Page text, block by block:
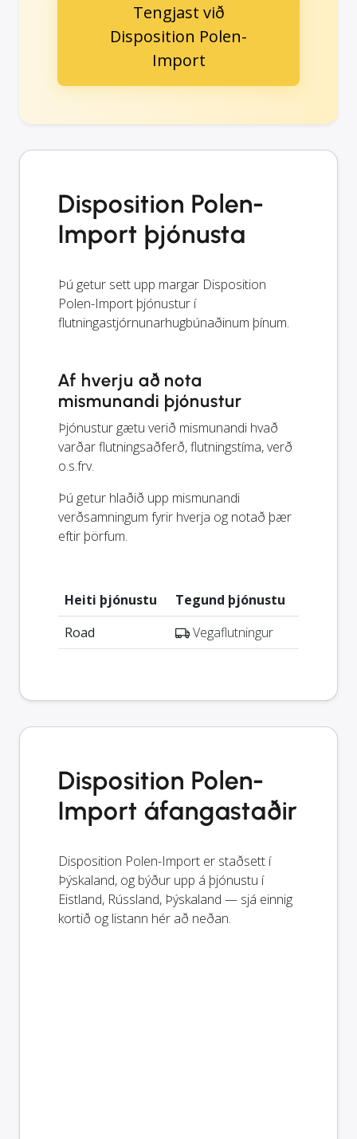
Tengjast við
Disposition Polen-
Import
Disposition Polen-
Import þjónusta
Þú getur sett upp margar Disposition
Polen-Import þjónustur í
flutningastjórnunarhugbúnaðinum þínum.
Af hverju að nota
mismunandi þjónustur
Þjónustur gætu verið mismunandi hvað
varðar flutningsaðferð, flutningstíma, verð
o.s.frv.
Þú getur hlaðið upp mismunandi
verðsamningum fyrir hverja og notað þær
eftir þörfum.
Heiti þjónustu
Tegund þjónustu
Road
Vegaflutningur
Disposition Polen-
Import áfangastaðir
Disposition Polen-Import er staðsett í
Þýskaland, og býður upp á þjónustu í
Eistland, Rússland, Þýskaland — sjá einnig
kortið og listann hér að neðan.